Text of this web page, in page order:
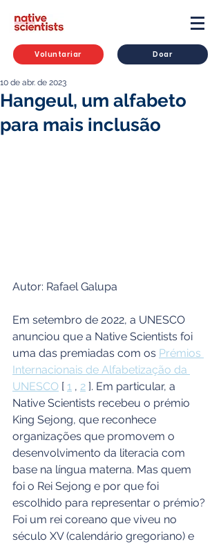
Voluntariar Doar
Hangeul, um alfabeto
para mais inclusão
10 de abr. de 2023
Autor: Rafael Galupa
Em setembro de 2022, a UNESCO
anunciou que a Native Scientists foi
uma das premiadas com os Prémios
Internacionais de Alfabetização da
UNESCO [ 1 , 2 ]. Em particular, a
Native Scientists recebeu o prémio
King Sejong, que reconhece
organizações que promovem o
desenvolvimento da literacia com
base na língua materna. Mas quem
foi o Rei Sejong e por que foi
escolhido para representar o prémio?
Foi um rei coreano que viveu no
século XV (calendário gregoriano) e